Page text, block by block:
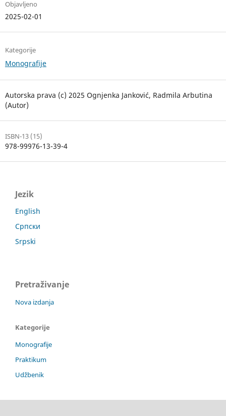
Objavljeno
2025-02-01
Kategorije
Monografije
Autorska prava (c) 2025 Ognjenka Janković, Radmila Arbutina
(Autor)
ISBN-13 (15)
978-99976-13-39-4
Jezik
English
Српски
Srpski
Pretraživanje
Nova izdanja
Kategorije
Monografije
Praktikum
Udžbenik